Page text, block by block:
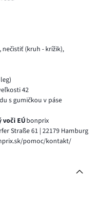
nečistiť (kruh - krížik),
42
s gumičkou v páse
voči EÚbonprix
Straße 61 | 22179 Hamburg
pomoc/kontakt/